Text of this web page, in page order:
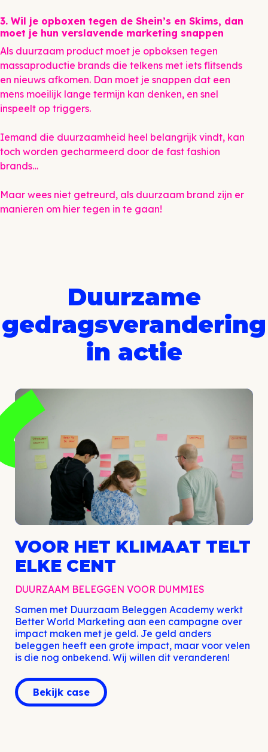
3. Wil je opboxen tegen de Shein’s en Skims, dan
moet je hun verslavende marketing snappen
Als duurzaam product moet je opboksen tegen
massaproductie brands die telkens met iets flitsends
en nieuws afkomen. Dan moet je snappen dat een
mens moeilijk lange termijn kan denken, en snel
inspeelt op triggers.
Iemand die duurzaamheid heel belangrijk vindt, kan
toch worden gecharmeerd door de fast fashion
brands…
Maar wees niet getreurd, als duurzaam brand zijn er
manieren om hier tegen in te gaan!
Duurzame
gedragsverandering
in actie
VOOR HET KLIMAAT TELT
ELKE CENT
DUURZAAM BELEGGEN VOOR DUMMIES
Samen met Duurzaam Beleggen Academy werkt
Better World Marketing aan een campagne over
impact maken met je geld. Je geld anders
beleggen heeft een grote impact, maar voor velen
is die nog onbekend. Wij willen dit veranderen!
Bekijk case